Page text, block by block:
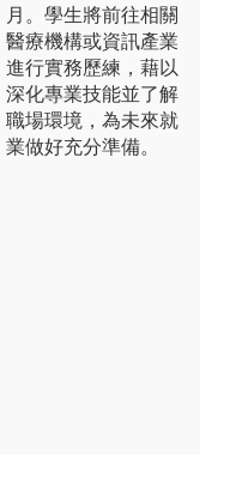
月。學生將前往相關
醫療機構或資訊產業
進行實務歷練，藉以
深化專業技能並了解
職場環境，為未來就
業做好充分準備。